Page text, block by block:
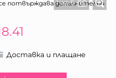
1 от 5
потвърждава допълнително
Доставка и плащане